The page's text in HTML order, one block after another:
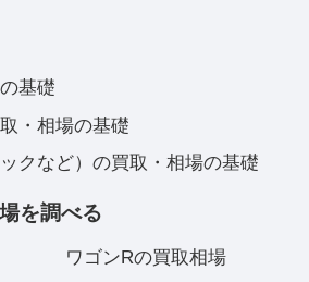
基礎
・相場の基礎
クなど）の買取・相場の基礎
を調べる
ワゴンRの買取相場